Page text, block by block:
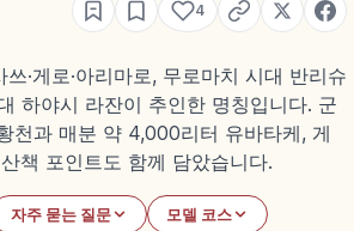
4
·게로·아리마로, 무로마치 시대 반리슈
하야시 라잔이 추인한 명칭입니다. 군
천과 매분 약 4,000리터 유바타케, 게
책 포인트도 함께 담았습니다.
자주 묻는 질문 모델 코스